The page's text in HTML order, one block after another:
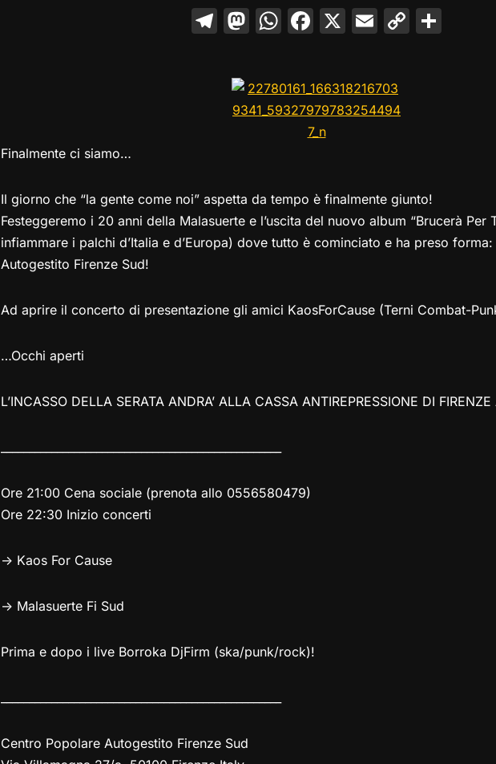
T
e
gr
a
M
o
d
W
s
A
F
e
b
o
k
X E
l
C
Finalmente ci siamo…
Il giorno che “la gente come noi” aspetta da tempo è finalmente giunto!
Festeggeremo i 20 anni della Malasuerte e l’uscita del nuovo album “Brucerà Per
infiammare i palchi d’Italia e d’Europa) dove tutto è cominciato e ha preso
Autogestito Firenze Sud!
Ad aprire il concerto di presentazione gli amici KaosForCause (Terni Combat-
…Occhi aperti
L’INCASSO DELLA SERATA ANDRA’ ALLA CASSA ANTIREPRESSIONE DI
Ore 21:00 Cena sociale (prenota allo 0556580479)
Ore 22:30 Inizio concerti
-> Kaos For Cause
-> Malasuerte Fi Sud
Prima e dopo i live Borroka DjFirm (ska/punk/rock)!
Centro Popolare Autogestito Firenze Sud